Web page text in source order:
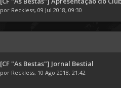
por Reckless, 09 Jul 2018, 09:30
[CF "As Bestas"] Jornal Bestial
por Reckless, 10 Ago 2018, 21:42